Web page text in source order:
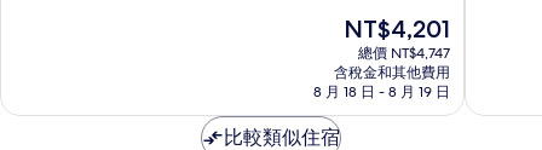
西
極
現
在
價
格
為
NT$4,201
總價 NT$4,747
含稅金和其他費用
8 月 18 日 - 8 月 19 日
區
夠
比較類似住宿